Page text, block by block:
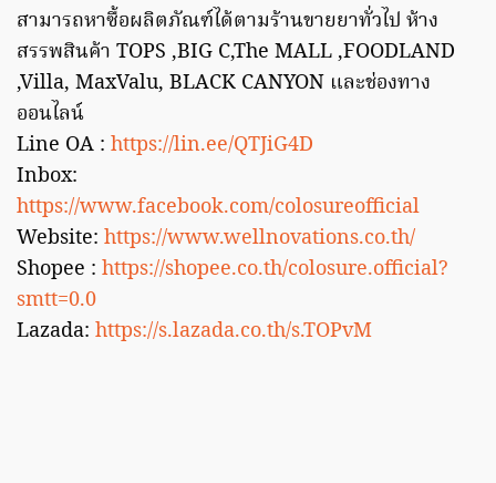
สามารถหาซื้อผลิตภัณฑ์ได้ตามร้านขายยาทั่วไป ห้าง
สรรพสินค้า TOPS ,BIG C,The MALL ,FOODLAND
,Villa, MaxValu, BLACK CANYON และช่องทาง
ออนไลน์
Line OA : https://lin.ee/QTJiG4D
Inbox:
https://www.facebook.com/colosureofficial
Website: https://www.wellnovations.co.th/
Shopee : https://shopee.co.th/colosure.official?
smtt=0.0
Lazada: https://s.lazada.co.th/s.TOPvM